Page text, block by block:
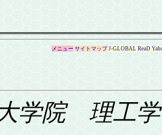
メニュー サイトマップ J-GLOBAL ReaD
学院 理工